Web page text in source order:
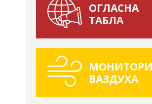
ОГЛАСНА
ТАБЛА
ВАЗДУХА